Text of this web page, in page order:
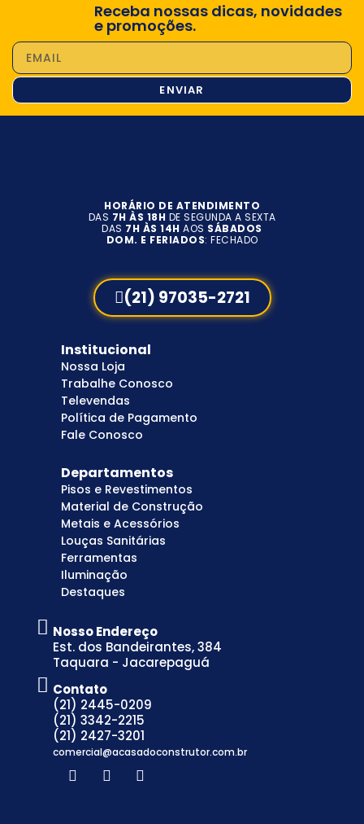
Receba nossas dicas, novidades
e promoções.
ENVIAR
HORÁRIO DE ATENDIMENTO
DAS 7H ÀS 18H DE SEGUNDA A SEXTA
DAS 7H ÀS 14H AOS SÁBADOS
DOM. E FERIADOS: FECHADO
(21) 97035-2721
Institucional
Nossa Loja
Trabalhe Conosco
Televendas
Política de Pagamento
Fale Conosco
Departamentos
Pisos e Revestimentos
Material de Construção
Metais e Acessórios
Louças Sanitárias
Ferramentas
Iluminação
Destaques
Nosso Endereço
Est. dos Bandeirantes, 384
Taquara - Jacarepaguá
Contato
(21) 2445-0209
(21) 3342-2215
(21) 2427-3201
comercial@acasadoconstrutor.com.br